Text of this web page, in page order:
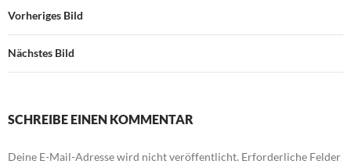
Vorheriges Bild
Nächstes Bild
SCHREIBE EINEN KOMMENTAR
Deine E-Mail-Adresse wird nicht veröffentlicht. Erforderliche Felder